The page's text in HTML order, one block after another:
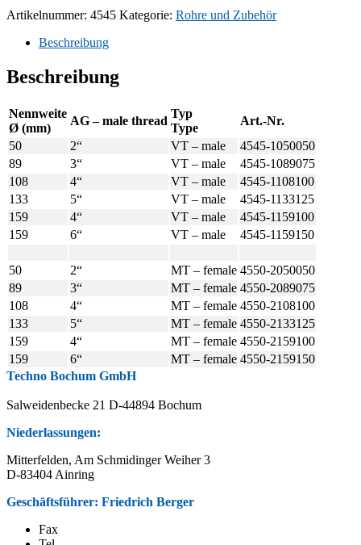
Artikelnummer: 4545 Kategorie: Rohre und Zubehör
Beschreibung
Beschreibung
Nennweite
Ø (mm)
AG – male thread
Typ
Type
Art.-Nr.
50
2“ VT – male
4545-1050050
89
3“ VT – male
4545-1089075
108
4“ VT – male
4545-1108100
133
5“ VT – male
4545-1133125
159
4“ VT – male
4545-1159100
159
6“ VT – male 4545-1159150
50 2“ MT – female 4550-2050050
89
3“ MT – female 4550-2089075
108
4“ MT – female 4550-2108100
133
5“ MT – female 4550-2133125
159
4“ MT – female 4550-2159100
159
6“ MT – female 4550-2159150
Techno Bochum GmbH
Salweidenbecke 21 D-44894 Bochum
Niederlassungen:
Mitterfelden, Am Schmidinger Weiher 3
D-83404 Ainring
Geschäftsführer: Friedrich Berger
Fax